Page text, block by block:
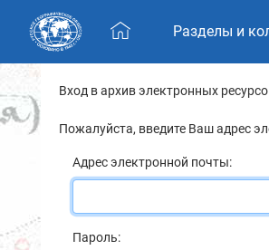
Skip navigation
Разделы и
Вход в архив электронных
Пожалуйста, введите Ваш адрес
Адрес электронной почты:
Пароль: